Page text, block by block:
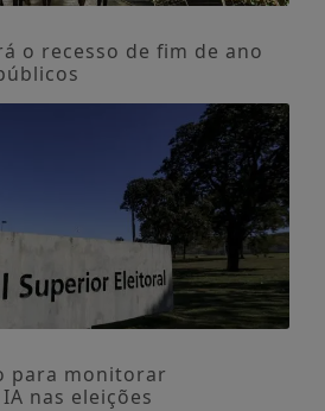
o recesso de fim de ano
para monitorar
nas eleições